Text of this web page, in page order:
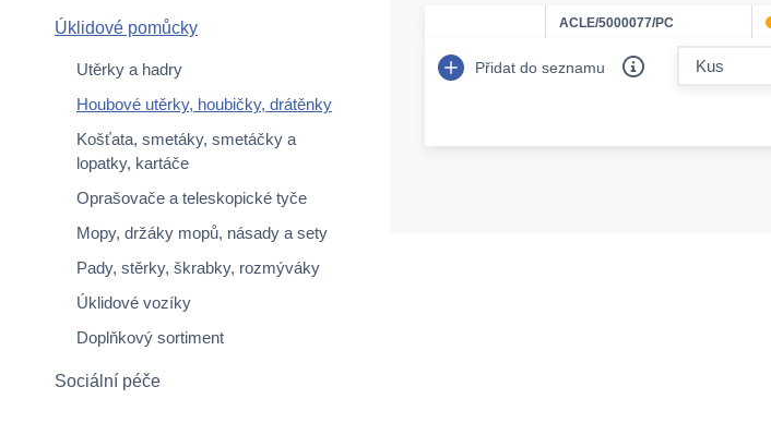
Úklidové pomůcky
Utěrky a hadry
Houbové utěrky, houbičky, drátěnky
Košťata, smetáky, smetáčky a
lopatky, kartáče
Oprašovače a teleskopické tyče
Mopy, držáky mopů, násady a sety
Pady, stěrky, škrabky, rozmýváky
Úklidové vozíky
Doplňkový sortiment
Sociální péče
ACLE/5000077/PC
Přidat do seznamu